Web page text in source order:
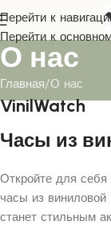
Перейти к
Перейти к
О нас
Главная О нас
VinilWatch
Часы из
Откройте для
часы из
станет стильным